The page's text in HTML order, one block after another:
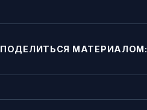
ПОДЕЛИТЬСЯ МАТЕРИАЛОМ: